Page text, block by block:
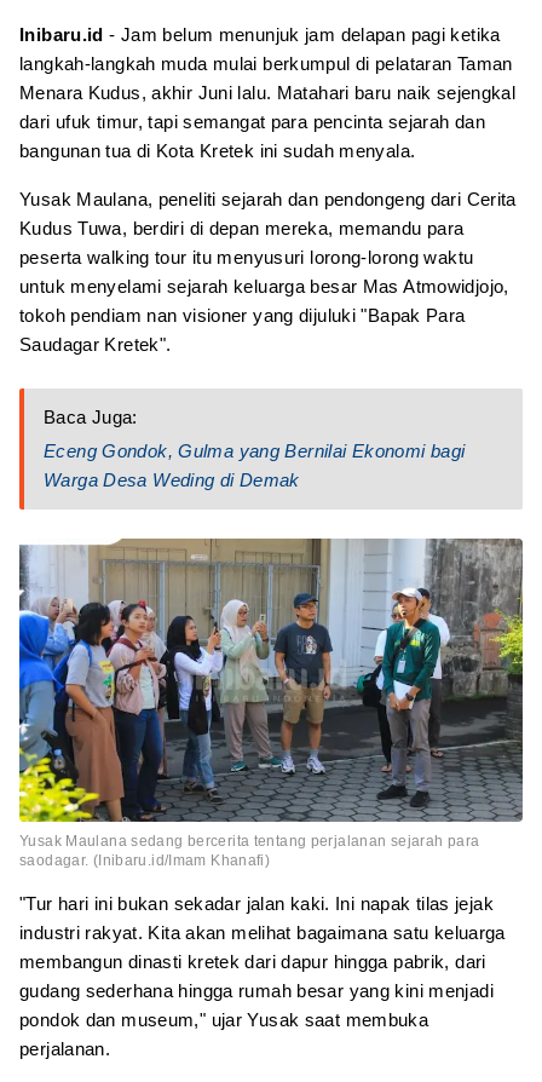
Inibaru.id - Jam belum menunjuk jam delapan pagi ketika
langkah-langkah muda mulai berkumpul di pelataran Taman
Menara Kudus, akhir Juni lalu. Matahari baru naik sejengkal
dari ufuk timur, tapi semangat para pencinta sejarah dan
bangunan tua di Kota Kretek ini sudah menyala.
Yusak Maulana, peneliti sejarah dan pendongeng dari Cerita
Kudus Tuwa, berdiri di depan mereka, memandu para
peserta walking tour itu menyusuri lorong-lorong waktu
untuk menyelami sejarah keluarga besar Mas Atmowidjojo,
tokoh pendiam nan visioner yang dijuluki "Bapak Para
Saudagar Kretek".
Baca Juga:
Eceng Gondok, Gulma yang Bernilai Ekonomi bagi
Warga Desa Weding di Demak
Yusak Maulana sedang bercerita tentang perjalanan sejarah para
saodagar. (Inibaru.id/Imam Khanafi)
"Tur hari ini bukan sekadar jalan kaki. Ini napak tilas jejak
industri rakyat. Kita akan melihat bagaimana satu keluarga
membangun dinasti kretek dari dapur hingga pabrik, dari
gudang sederhana hingga rumah besar yang kini menjadi
pondok dan museum," ujar Yusak saat membuka
perjalanan.